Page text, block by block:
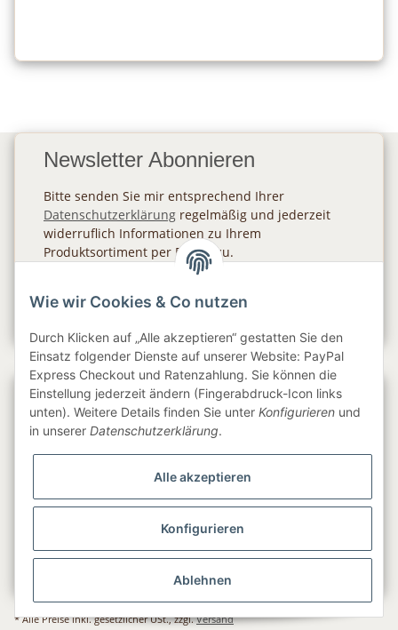
Newsletter Abonnieren
Bitte senden Sie mir entsprechend Ihrer
Datenschutzerklärung regelmäßig und jederzeit
widerruflich Informationen zu Ihrem
Produktsortiment per E-Mail zu.
Gesetzliche Informationen
* Alle Preise inkl. gesetzlicher USt., zzgl.Versand
Wie wir Cookies & Co nutzen
Durch Klicken auf „Alle akzeptieren“ gestatten Sie den
Einsatz folgender Dienste auf unserer Website: PayPal
Express Checkout und Ratenzahlung. Sie können die
Einstellung jederzeit ändern (Fingerabdruck-Icon links
unten). Weitere Details finden Sie unter Konfigurieren und
in unserer Datenschutzerklärung.
Alle akzeptieren
Konfigurieren
Ablehnen